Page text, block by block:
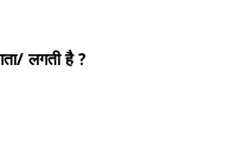
लगती है ?